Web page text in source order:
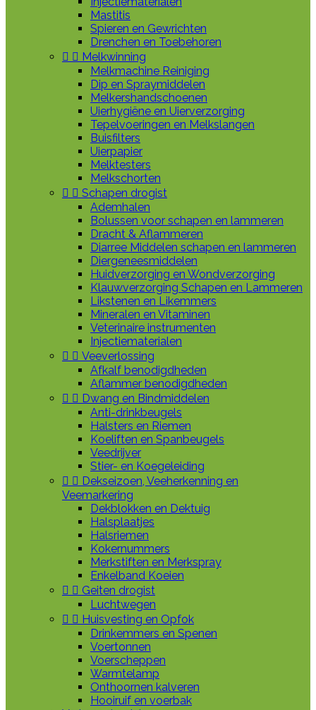
Mastitis
Spieren en Gewrichten
Drenchen en Toebehoren
  Melkwinning
Melkmachine Reiniging
Dip en Spraymiddelen
Melkershandschoenen
Uierhygiëne en Uierverzorging
Tepelvoeringen en Melkslangen
Buisfilters
Uierpapier
Melktesters
Melkschorten
  Schapen drogist
Ademhalen
Bolussen voor schapen en lammeren
Dracht & Aflammeren
Diarree Middelen schapen en lammeren
Diergeneesmiddelen
Huidverzorging en Wondverzorging
Klauwverzorging Schapen en Lammeren
Likstenen en Likemmers
Mineralen en Vitaminen
Veterinaire instrumenten
Injectiematerialen
  Veeverlossing
Afkalf benodigdheden
Aflammer benodigdheden
  Dwang en Bindmiddelen
Anti-drinkbeugels
Halsters en Riemen
Koeliften en Spanbeugels
Veedrijver
Stier- en Koegeleiding
  Dekseizoen, Veeherkenning en
Veemarkering
Dekblokken en Dektuig
Halsplaatjes
Halsriemen
Kokernummers
Merkstiften en Merkspray
Enkelband Koeien
  Geiten drogist
Luchtwegen
  Huisvesting en Opfok
Drinkemmers en Spenen
Voertonnen
Voerscheppen
Warmtelamp
Onthoornen kalveren
Hooiruif en voerbak